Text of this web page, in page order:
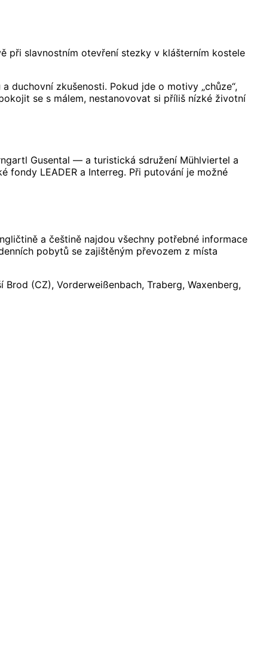
při slavnostním otevření stezky v klášterním kostele
duchovní zkušenosti. Pokud jde o motivy „chůze“,
se s málem, nestanovovat si příliš nízké životní
Gusental — a turistická sdružení Mühlviertel a
fondy LEADER a Interreg. Při putování je možné
a češtině najdou všechny potřebné informace
pobytů se zajištěným převozem z místa
(CZ), Vorderweißenbach, Traberg, Waxenberg,